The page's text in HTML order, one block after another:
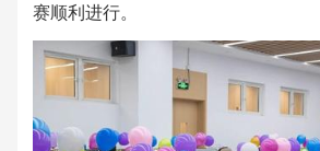
赛顺利进行。